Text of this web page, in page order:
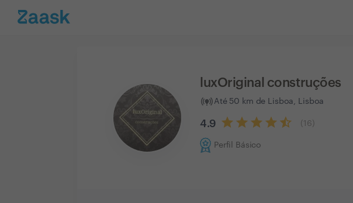
luxOriginal construções
Até 50 km de Lisboa, Lisboa
4.9 ( 16
Perfil Básico